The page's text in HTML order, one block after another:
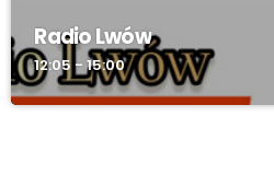
Radio Lwów
12:05 - 15:00